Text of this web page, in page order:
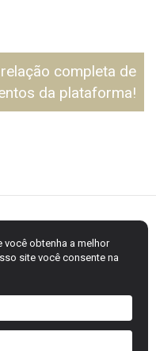
completa de
da plataforma!
você obtenha a melhor
site você consente na
reservados